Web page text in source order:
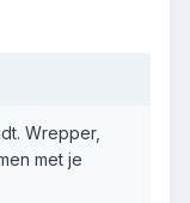
Wrepper,
met je